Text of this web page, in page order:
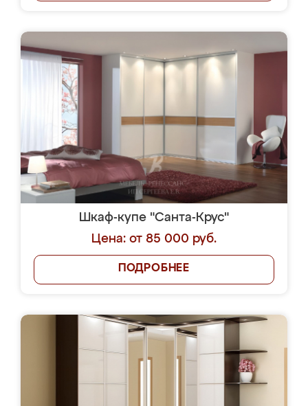
Шкаф-купе "Санта-Крус"
Цена: от 85 000 руб.
ПОДРОБНЕЕ